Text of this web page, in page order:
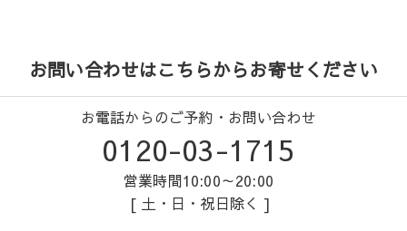
お問い合わせはこちらからお寄せください
お電話からのご予約・お問い合わせ
0120-03-1715
営業時間10:00～20:00
[ 土・日・祝日除く ]